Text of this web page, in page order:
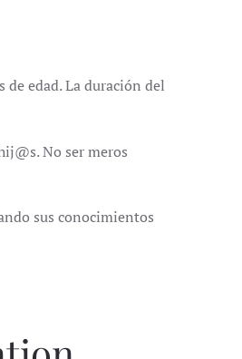
de edad. La duración del
No ser meros
sus conocimientos